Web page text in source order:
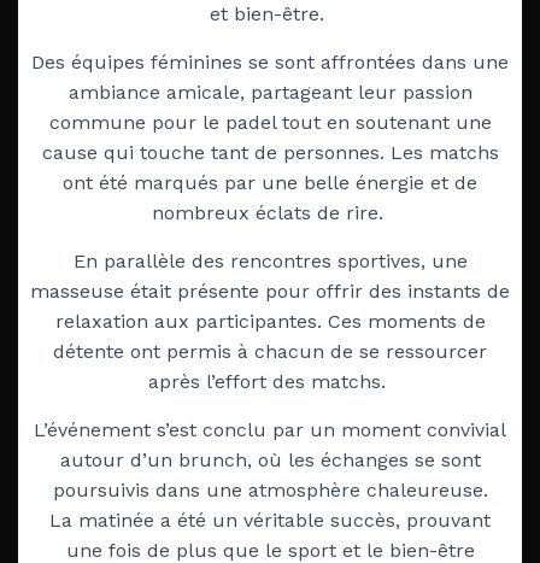
et bien-être.
Des équipes féminines se sont affrontées dans une
ambiance amicale, partageant leur passion
commune pour le padel tout en soutenant une
cause qui touche tant de personnes. Les matchs
ont été marqués par une belle énergie et de
nombreux éclats de rire.
En parallèle des rencontres sportives, une
masseuse était présente pour offrir des instants de
relaxation aux participantes. Ces moments de
détente ont permis à chacun de se ressourcer
après l’effort des matchs.
L’événement s’est conclu par un moment convivial
autour d’un brunch, où les échanges se sont
poursuivis dans une atmosphère chaleureuse.
La matinée a été un véritable succès, prouvant
une fois de plus que le sport et le bien-être